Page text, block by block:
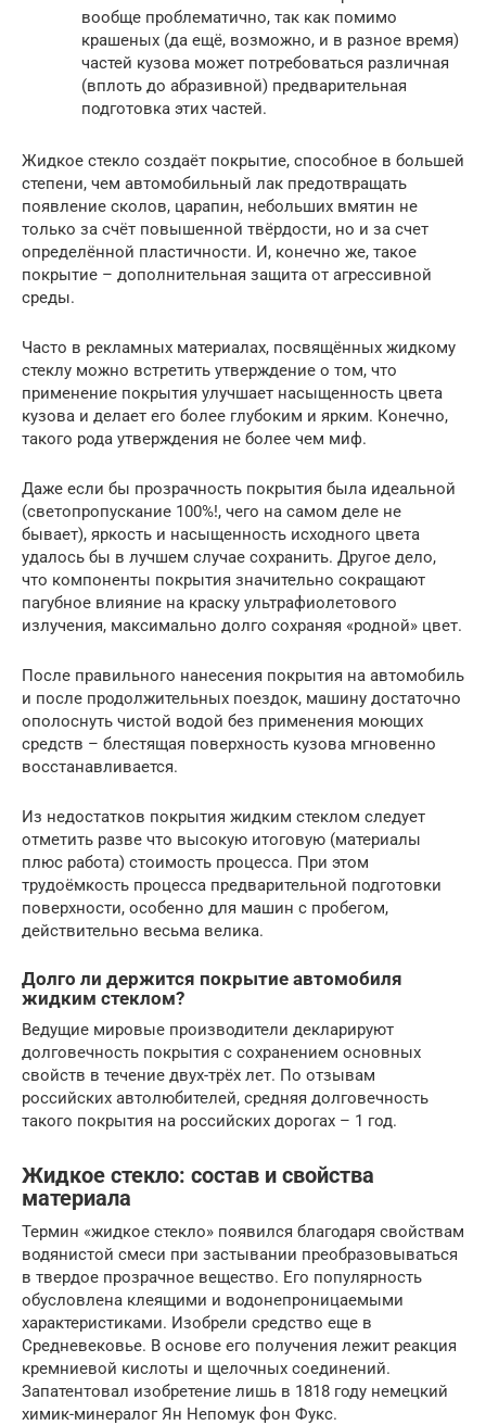
вообще проблематично, так как помимо
крашеных (да ещё, возможно, и в разное время)
частей кузова может потребоваться различная
(вплоть до абразивной) предварительная
подготовка этих частей.
Жидкое стекло создаёт покрытие, способное в большей
степени, чем автомобильный лак предотвращать
появление сколов, царапин, небольших вмятин не
только за счёт повышенной твёрдости, но и за счет
определённой пластичности. И, конечно же, такое
покрытие – дополнительная защита от агрессивной
среды.
Часто в рекламных материалах, посвящённых жидкому
стеклу можно встретить утверждение о том, что
применение покрытия улучшает насыщенность цвета
кузова и делает его более глубоким и ярким. Конечно,
такого рода утверждения не более чем миф.
Даже если бы прозрачность покрытия была идеальной
(светопропускание 100%!, чего на самом деле не
бывает), яркость и насыщенность исходного цвета
удалось бы в лучшем случае сохранить. Другое дело,
что компоненты покрытия значительно сокращают
пагубное влияние на краску ультрафиолетового
излучения, максимально долго сохраняя «родной» цвет.
После правильного нанесения покрытия на автомобиль
и после продолжительных поездок, машину достаточно
ополоснуть чистой водой без применения моющих
средств – блестящая поверхность кузова мгновенно
восстанавливается.
Из недостатков покрытия жидким стеклом следует
отметить разве что высокую итоговую (материалы
плюс работа) стоимость процесса. При этом
трудоёмкость процесса предварительной подготовки
поверхности, особенно для машин с пробегом,
действительно весьма велика.
Долго ли держится покрытие автомобиля
жидким стеклом?
Ведущие мировые производители декларируют
долговечность покрытия с сохранением основных
свойств в течение двух-трёх лет. По отзывам
российских автолюбителей, средняя долговечность
такого покрытия на российских дорогах – 1 год.
Жидкое стекло: состав и свойства
материала
Термин «жидкое стекло» появился благодаря свойствам
водянистой смеси при застывании преобразовываться
в твердое прозрачное вещество. Его популярность
обусловлена клеящими и водонепроницаемыми
характеристиками. Изобрели средство еще в
Средневековье. В основе его получения лежит реакция
кремниевой кислоты и щелочных соединений.
Запатентовал изобретение лишь в 1818 году немецкий
химик-минералог Ян Непомук фон Фукс.